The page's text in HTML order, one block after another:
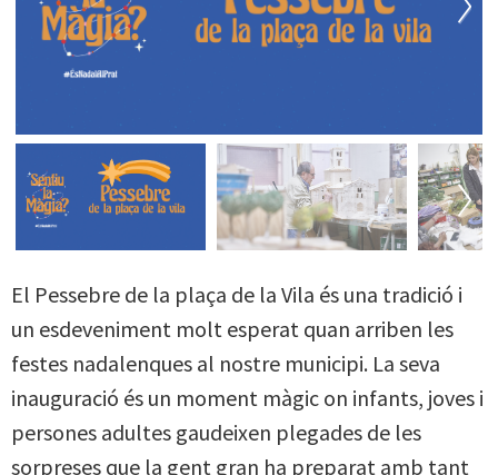
Next
El Pessebre de la plaça de la Vila és una tradició i
un esdeveniment molt esperat quan arriben les
festes nadalenques al nostre municipi. La seva
inauguració és un moment màgic on infants, joves i
persones adultes gaudeixen plegades de les
sorpreses que la gent gran ha preparat amb tant